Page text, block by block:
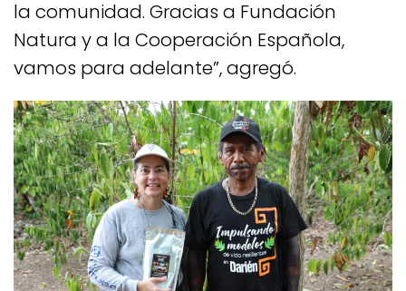
la comunidad. Gracias a Fundación
Natura y a la Cooperación Española,
vamos para adelante”, agregó.